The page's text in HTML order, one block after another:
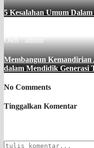
5 Kesalahan Umum
Oleh : admin
Membangun
dalam Mendidik Generasi
No Comments
Tinggalkan Komentar